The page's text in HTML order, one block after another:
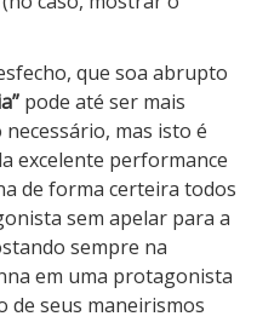
que soa abrupto
pode até ser mais
mas isto é
excelente performance
de forma certeira todos
sem apelar para a
sempre na
em uma protagonista
de seus maneirismos